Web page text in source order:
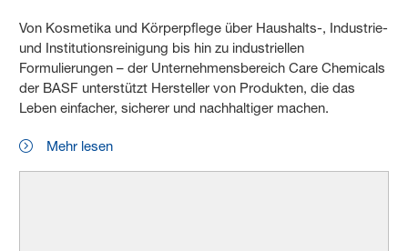
Von Kosmetika und Körperpflege über Haushalts-, Industrie-
und Institutionsreinigung bis hin zu industriellen
Formulierungen – der Unternehmensbereich Care Chemicals
der BASF unterstützt Hersteller von Produkten, die das
Leben einfacher, sicherer und nachhaltiger machen.
Mehr lesen